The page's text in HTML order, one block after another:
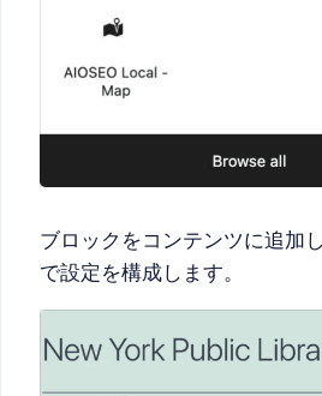
ブロックをコンテンツに追加
で設定を構成します。